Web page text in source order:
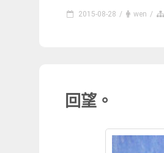
2015-08-28 / wen /
回望。